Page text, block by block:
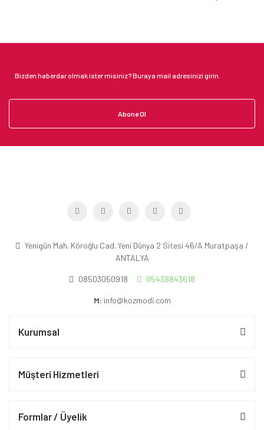
Abone Ol
Yenigün Mah. Köroğlu Cad. Yeni Dünya 2 Sitesi 46/A Muratpaşa /
ANTALYA
08503050918 05438843618
M: info@kozmodi.com
Kurumsal
Müşteri Hizmetleri
Formlar / Üyelik